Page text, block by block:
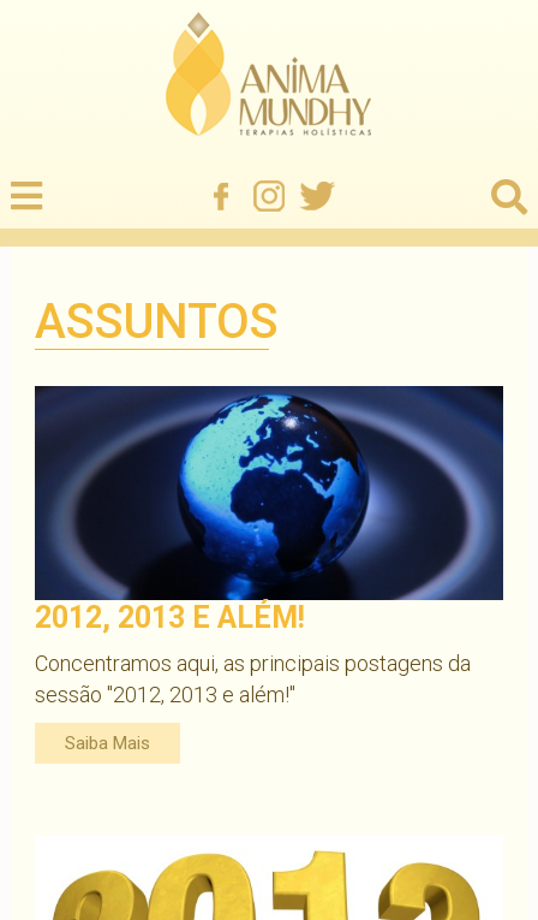
ASSUNTOS
2012, 2013 E ALÉM!
Concentramos aqui, as principais postagens da
sessão "2012, 2013 e além!"
Saiba Mais